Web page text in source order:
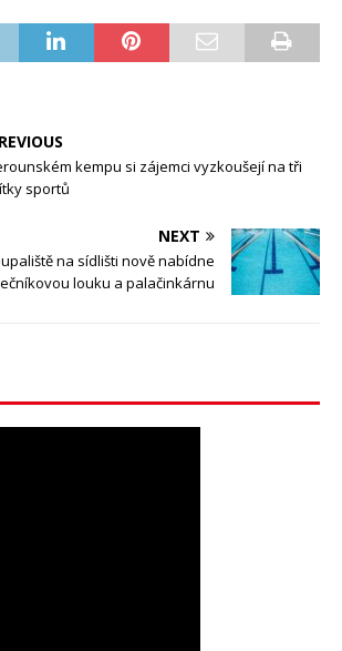
kempu si zájemci vyzkoušejí na tři
sportů
NEXT
na sídlišti nově nabídne
louku a palačinkárnu